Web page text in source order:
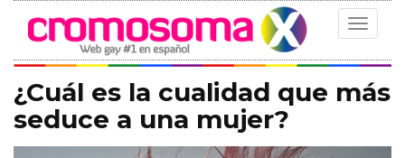
Toggle
¿Cuál es la cualidad que más
seduce a una mujer?